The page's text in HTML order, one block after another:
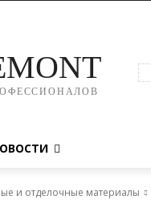
и отделочные материалы